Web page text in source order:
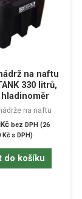
na naftu
330 litrů,
hladinoměr
na naftu
Kč bez DPH (26
Kčs DPH)
do košíku